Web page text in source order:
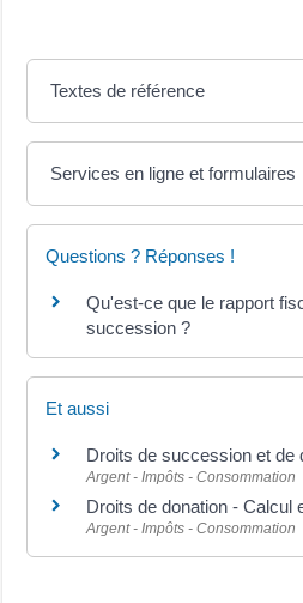
Textes de référence
Services en ligne et formulaires
Questions ? Réponses !
Qu'est-ce que le rapport
succession ?
Et aussi
Droits de succession et de
Argent - Impôts - Consommation
Droits de donation - Calcul
Argent - Impôts - Consommation